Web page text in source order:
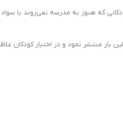
که هنوز به مدرسه نمی‌روند یا
آثار مژگان شیخی و محمدرضا شمس می‌باشد. که آن را انتشارات قدیانی در سال